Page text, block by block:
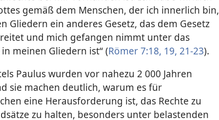
gemäß dem Menschen, der ich innerlich bin,
Gliedern ein anderes Gesetz, das dem Gesetz
und mich gefangen nimmt unter das
meinen Gliedern ist“ (Römer 7:18, 19, 21-23).
Paulus wurden vor nahezu 2 000 Jahren
sie machen deutlich, warum es für
eine Herausforderung ist, das Rechte zu
zu halten, besonders unter belastenden